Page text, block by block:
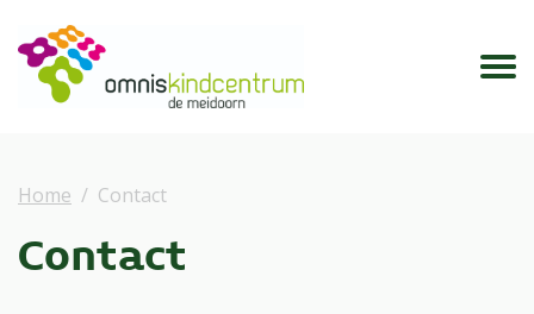
Home Contact
Contact